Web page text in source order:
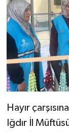
Hayır
Iğdır İl
Burdur
Bursa
Çankırı
Çorum
Ekonomi
Duyurular
Podcast
Bilim,